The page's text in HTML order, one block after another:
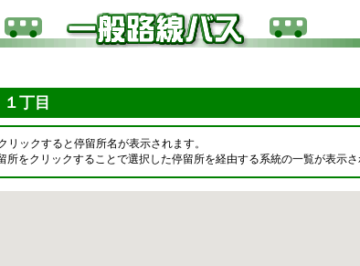
丁目
リックすると停留所名が表示されます。
所をクリックすることで選択した停留所を経由する系統の一覧が表示